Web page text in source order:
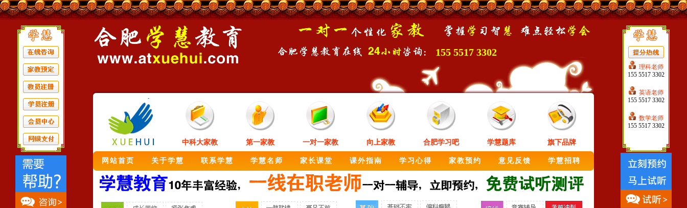
155 5517 3302
中科大家教 第一家教 一对一家教 向上家教 合肥学习吧 学慧题库 旗下品牌
网站首页 关于学慧 联系学慧 学慧名师 家长课堂 课外指南 学习心得 家教预约 意见反馈 学慧招聘
理科老师
155 5517 3302
英语老师
155 5517 3302
数学老师
155 5517 3302